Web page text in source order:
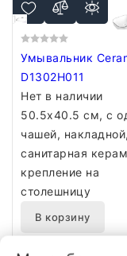
Умывальник
D1302H011
Нет в наличии
50.5x40.5 см, с
чашей, накладной,
санитарная
крепление на
столешницу
В корзину